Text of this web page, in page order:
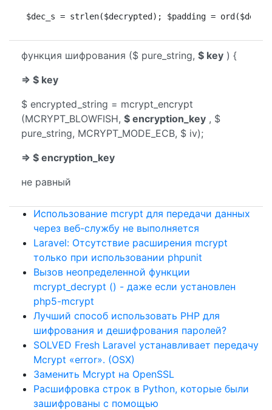
$dec_s = strlen($decrypted); $padding =
функция шифрования ($ pure_string, $ key ) {
=> $ key
$ encrypted_string = mcrypt_encrypt
(MCRYPT_BLOWFISH, $ encryption_key , $
pure_string, MCRYPT_MODE_ECB, $ iv);
=> $ encryption_key
не равный
Использование mcrypt для передачи данных
через веб-службу не выполняется
Laravel: Отсутствие расширения mcrypt
только при использовании phpunit
Вызов неопределенной функции
mcrypt_decrypt () - даже если установлен
php5-mcrypt
Лучший способ использовать PHP для
шифрования и дешифрования паролей?
SOLVED Fresh Laravel устанавливает передачу
Mcrypt «error». (OSX)
Заменить Mcrypt на OpenSSL
Расшифровка строк в Python, которые были
зашифрованы с помощью